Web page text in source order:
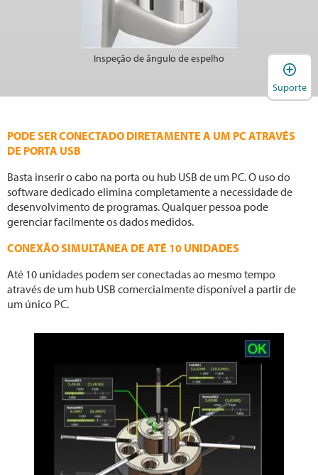
Inspeção de ângulo de espelho
PODE SER CONECTADO DIRETAMENTE A UM PC ATRAVÉS
DE PORTA USB
Basta inserir o cabo na porta ou hub USB de um PC. O uso do
software dedicado elimina completamente a necessidade de
desenvolvimento de programas. Qualquer pessoa pode
gerenciar facilmente os dados medidos.
CONEXÃO SIMULTÂNEA DE ATÉ 10 UNIDADES
Até 10 unidades podem ser conectadas ao mesmo tempo
através de um hub USB comercialmente disponível a partir de
um único PC.
Suporte